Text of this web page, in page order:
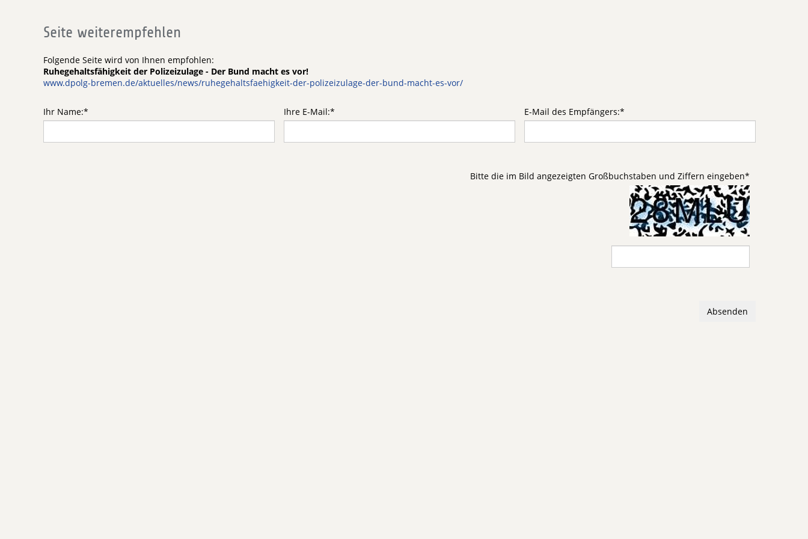
Seite weiterempfehlen
Folgende Seite wird von Ihnen empfohlen:
Ruhegehaltsfähigkeit der Polizeizulage - Der Bund macht es vor!
www.dpolg-bremen.de/aktuelles/news/ruhegehaltsfaehigkeit-der-polizeizulage-der-bund-macht-es-vor/
Ihr Name:* Ihre E-Mail:* E-Mail des Empfängers:*
Bitte die im Bild angezeigten Großbuchstaben und Ziffern eingeben*
Absenden